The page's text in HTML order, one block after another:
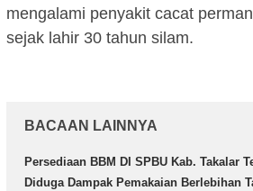
mengalami penyakit cacat
sejak lahir 30 tahun silam.
BACAAN LAINNYA
Persediaan BBM DI SPBU Kab. Takalar
Diduga Dampak Pemakaian Berlebihan